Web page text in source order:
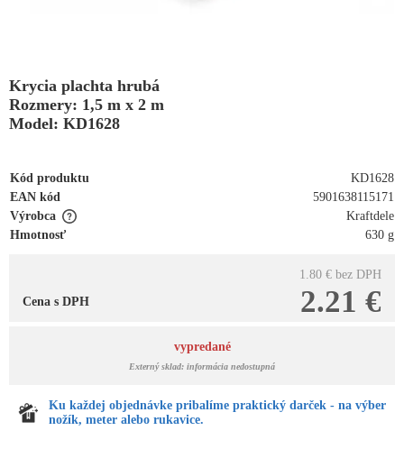
Krycia plachta hrubá
Rozmery: 1,5 m x 2 m
Model: KD1628
Kód produktu
KD1628
EAN kód
5901638115171
Výrobca
Kraftdele
Hmotnosť
630 g
1.80 € bez DPH
2.21 €
Cena s DPH
vypredané
Externý sklad: informácia nedostupná
Ku každej objednávke pribalíme praktický darček - na výber
nožík, meter alebo rukavice.